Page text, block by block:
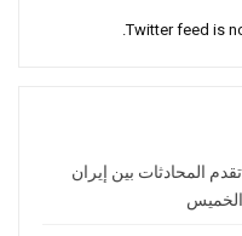
الفوائد
منتظرة
Twitter feed is
المحادثات بين إيران